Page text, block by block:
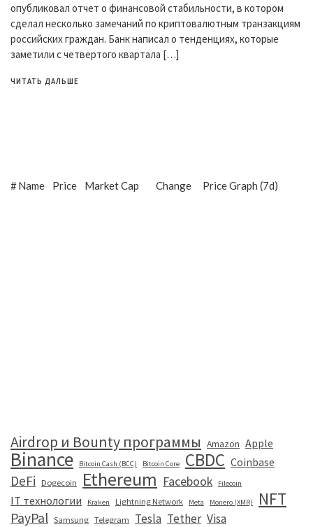
опубликовал отчет о финансовой стабильности, в котором
сделал несколько замечаний по криптовалютным транзакциям
российских граждан. Банк написал о тенденциях, которые
заметили с четвертого квартала […]
ЧИТАТЬ ДАЛЬШЕ
#Name Price Market Cap Change Price Graph (7d)
Airdrop и Bounty программы Amazon Apple
Binance Bitcoin Cash (BCC) Bitcoin Core CBDC Coinbase
DeFi Dogecoin Ethereum Facebook Filecoin
IT технологии Kraken Lightning Network Meta Monero (XMR) NFT
PayPal Samsung Telegram Tesla Tether Visa